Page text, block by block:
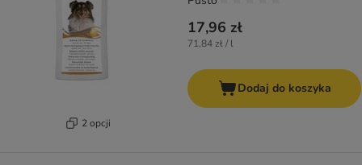
2 opcji
17,96 zł
71,84 zł / l
Dodaj do koszyka